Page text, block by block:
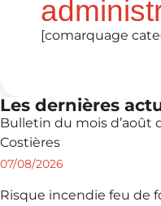
[comarquage
Les dernières
Bulletin du mois d’août
Costières
07/08/2026
Risque incendie feu de